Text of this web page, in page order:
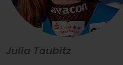
Julia Taubitz